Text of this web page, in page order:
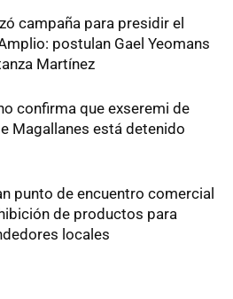
campaña para presidir el
postulan Gael Yeomans
Martínez
confirma que exseremi de
Magallanes está detenido
punto de encuentro comercial
de productos para
locales